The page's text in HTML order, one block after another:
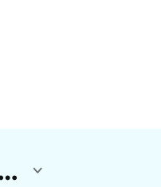
Ao Vivo Barzinho Da CapCut